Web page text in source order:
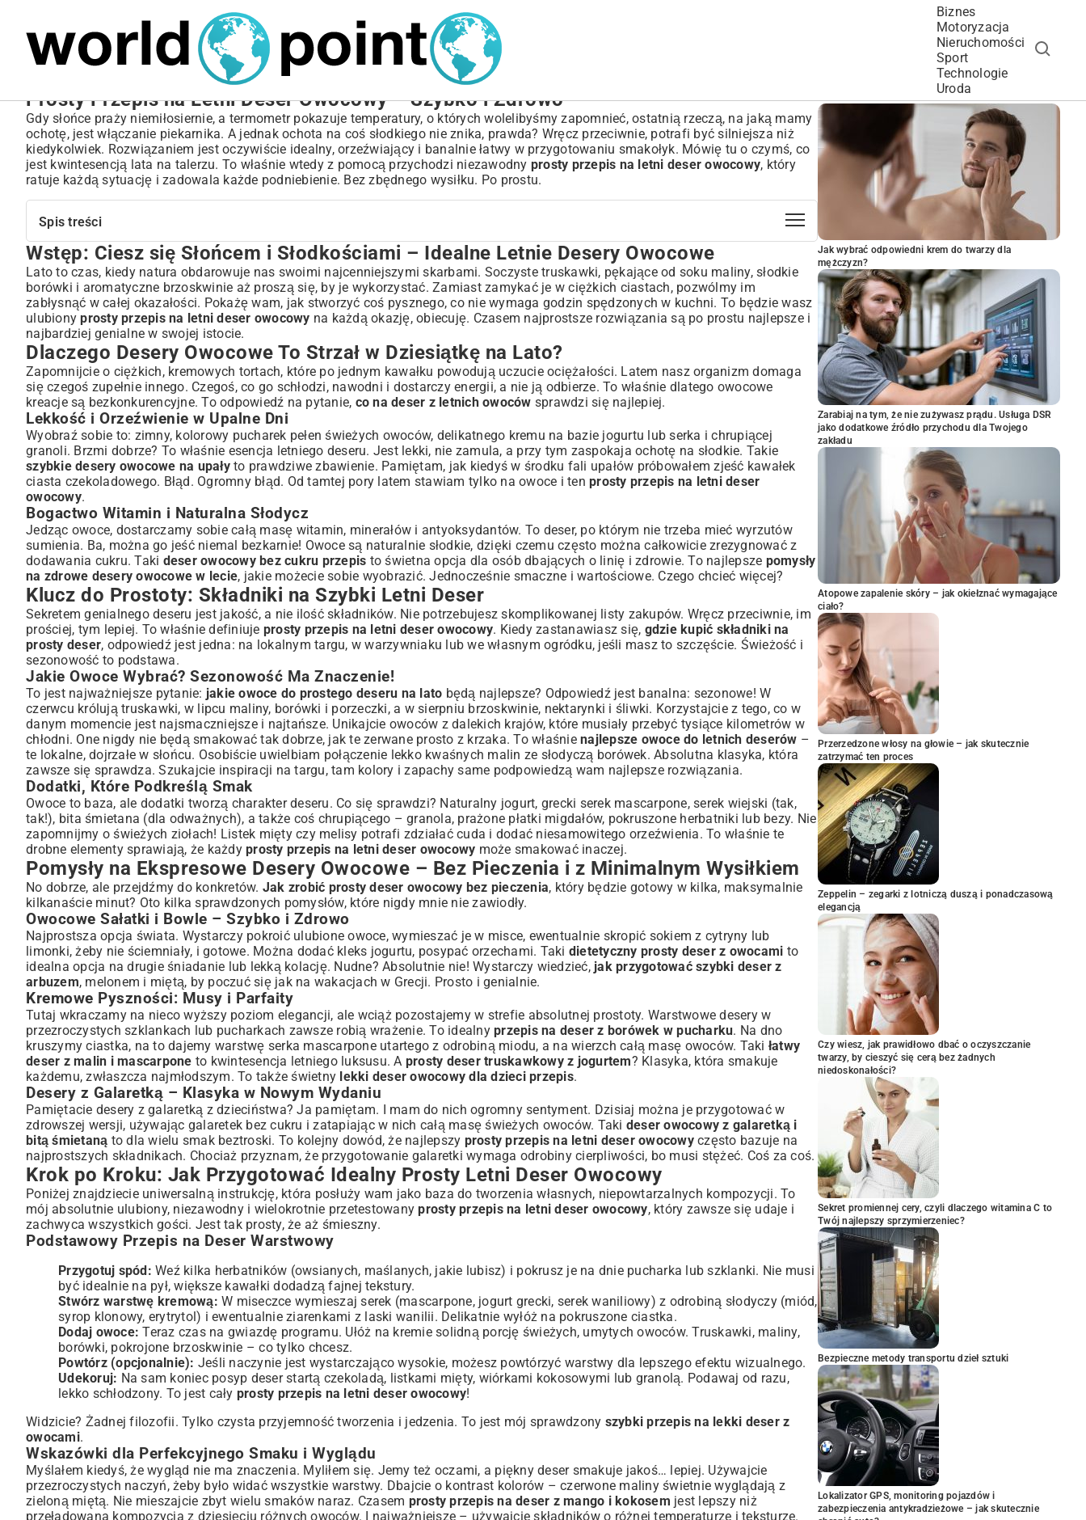
Biznes
Motoryzacja
Nieruchomości
Sport
Technologie
Uroda
Prosty Przepis na Letni Deser Owocowy – Szybko i Zdrowo
Gdy słońce praży niemiłosiernie, a termometr pokazuje temperatury, o których wolelibyśmy zapomnieć, ostatnią rzeczą, na jaką mamy
ochotę, jest włączanie piekarnika. A jednak ochota na coś słodkiego nie znika, prawda? Wręcz przeciwnie, potrafi być silniejsza niż
kiedykolwiek. Rozwiązaniem jest oczywiście idealny, orzeźwiający i banalnie łatwy w przygotowaniu smakołyk. Mówię tu o czymś, co
jest kwintesencją lata na talerzu. To właśnie wtedy z pomocą przychodzi niezawodny prosty przepis na letni deser owocowy, który
ratuje każdą sytuację i zadowala każde podniebienie. Bez zbędnego wysiłku. Po prostu.
Spis treści
Wstęp: Ciesz się Słońcem i Słodkościami – Idealne Letnie Desery Owocowe
Dlaczego Desery Owocowe To Strzał w Dziesiątkę na Lato?
Lekkość i Orzeźwienie w Upalne Dni
Bogactwo Witamin i Naturalna Słodycz
Klucz do Prostoty: Składniki na Szybki Letni Deser
Jakie Owoce Wybrać? Sezonowość Ma Znaczenie!
Dodatki, Które Podkreślą Smak
Pomysły na Ekspresowe Desery Owocowe – Bez Pieczenia i z Minimalnym Wysiłkiem
Owocowe Sałatki i Bowle – Szybko i Zdrowo
Kremowe Pyszności: Musy i Parfaity
Desery z Galaretką – Klasyka w Nowym Wydaniu
Krok po Kroku: Jak Przygotować Idealny Prosty Letni Deser Owocowy
Podstawowy Przepis na Deser Warstwowy
Wskazówki dla Perfekcyjnego Smaku i Wyglądu
Ulepsz Swój Deser: Kreatywne Modyfikacje i Serwowanie
Dodatki i Ozdoby, Które Zachwycą
Desery Owocowe na Specjalne Okazje
Podsumowanie: Lato na Talerzu – Ciesz się Prostotą i Smakiem!
Wstęp: Ciesz się Słońcem i Słodkościami – Idealne Letnie Desery Owocowe
Lato to czas, kiedy natura obdarowuje nas swoimi najcenniejszymi skarbami. Soczyste truskawki, pękające od soku maliny, słodkie
borówki i aromatyczne brzoskwinie aż proszą się, by je wykorzystać. Zamiast zamykać je w ciężkich ciastach, pozwólmy im
zabłysnąć w całej okazałości. Pokażę wam, jak stworzyć coś pysznego, co nie wymaga godzin spędzonych w kuchni. To będzie wasz
ulubionyprosty przepis na letni deser owocowy na każdą okazję, obiecuję. Czasem najprostsze rozwiązania są po prostu najlepsze i
najbardziej genialne w swojej istocie.
Dlaczego Desery Owocowe To Strzał w Dziesiątkę na Lato?
Zapomnijcie o ciężkich, kremowych tortach, które po jednym kawałku powodują uczucie ociężałości. Latem nasz organizm domaga
się czegoś zupełnie innego. Czegoś, co go schłodzi, nawodni i dostarczy energii, a nie ją odbierze. To właśnie dlatego owocowe
kreacje są bezkonkurencyjne. To odpowiedź na pytanie, co na deser z letnich owoców sprawdzi się najlepiej.
Lekkość i Orzeźwienie w Upalne Dni
Wyobraź sobie to: zimny, kolorowy pucharek pełen świeżych owoców, delikatnego kremu na bazie jogurtu lub serka i chrupiącej
granoli. Brzmi dobrze? To właśnie esencja letniego deseru. Jest lekki, nie zamula, a przy tym zaspokaja ochotę na słodkie. Takie
szybkie desery owocowe na upałyto prawdziwe zbawienie. Pamiętam, jak kiedyś w środku fali upałów próbowałem zjeść kawałek
ciasta czekoladowego. Błąd. Ogromny błąd. Od tamtej pory latem stawiam tylko na owoce i ten prosty przepis na letni deser
owocowy.
Bogactwo Witamin i Naturalna Słodycz
Jedząc owoce, dostarczamy sobie całą masę witamin, minerałów i antyoksydantów. To deser, po którym nie trzeba mieć wyrzutów
sumienia. Ba, można go jeść niemal bezkarnie! Owoce są naturalnie słodkie, dzięki czemu często można całkowicie zrezygnować z
dodawania cukru. Taki deser owocowy bez cukru przepis to świetna opcja dla osób dbających o linię i zdrowie. To najlepsze pomysły
na zdrowe desery owocowe w lecie, jakie możecie sobie wyobrazić. Jednocześnie smaczne i wartościowe. Czego chcieć więcej?
Klucz do Prostoty: Składniki na Szybki Letni Deser
Sekretem genialnego deseru jest jakość, a nie ilość składników. Nie potrzebujesz skomplikowanej listy zakupów. Wręcz przeciwnie, im
prościej, tym lepiej. To właśnie definiuje prosty przepis na letni deser owocowy. Kiedy zastanawiasz się, gdzie kupić składniki na
prosty deser, odpowiedź jest jedna: na lokalnym targu, w warzywniaku lub we własnym ogródku, jeśli masz to szczęście. Świeżość i
sezonowość to podstawa.
Jakie Owoce Wybrać? Sezonowość Ma Znaczenie!
To jest najważniejsze pytanie: jakie owoce do prostego deseru na lato będą najlepsze? Odpowiedź jest banalna: sezonowe! W
czerwcu królują truskawki, w lipcu maliny, borówki i porzeczki, a w sierpniu brzoskwinie, nektarynki i śliwki. Korzystajcie z tego, co w
danym momencie jest najsmaczniejsze i najtańsze. Unikajcie owoców z dalekich krajów, które musiały przebyć tysiące kilometrów w
chłodni. One nigdy nie będą smakować tak dobrze, jak te zerwane prosto z krzaka. To właśnie najlepsze owoce do letnich deserów –
te lokalne, dojrzałe w słońcu. Osobiście uwielbiam połączenie lekko kwaśnych malin ze słodyczą borówek. Absolutna klasyka, która
zawsze się sprawdza. Szukajcie inspiracji na targu, tam kolory i zapachy same podpowiedzą wam najlepsze rozwiązania.
Dodatki, Które Podkreślą Smak
Owoce to baza, ale dodatki tworzą charakter deseru. Co się sprawdzi? Naturalny jogurt, grecki serek mascarpone, serek wiejski (tak,
tak!), bita śmietana (dla odważnych), a także coś chrupiącego – granola, prażone płatki migdałów, pokruszone herbatniki lub bezy. Nie
zapomnijmy o świeżych ziołach! Listek mięty czy melisy potrafi zdziałać cuda i dodać niesamowitego orzeźwienia. To właśnie te
drobne elementy sprawiają, że każdy prosty przepis na letni deser owocowy może smakować inaczej.
Pomysły na Ekspresowe Desery Owocowe – Bez Pieczenia i z Minimalnym Wysiłkiem
No dobrze, ale przejdźmy do konkretów. Jak zrobić prosty deser owocowy bez pieczenia, który będzie gotowy w kilka, maksymalnie
kilkanaście minut? Oto kilka sprawdzonych pomysłów, które nigdy mnie nie zawiodły.
Owocowe Sałatki i Bowle – Szybko i Zdrowo
Najprostsza opcja świata. Wystarczy pokroić ulubione owoce, wymieszać je w misce, ewentualnie skropić sokiem z cytryny lub
limonki, żeby nie ściemniały, i gotowe. Można dodać kleks jogurtu, posypać orzechami. Taki dietetyczny prosty deser z owocami to
idealna opcja na drugie śniadanie lub lekką kolację. Nudne? Absolutnie nie! Wystarczy wiedzieć, jak przygotować szybki deser z
arbuzem, melonem i miętą, by poczuć się jak na wakacjach w Grecji. Prosto i genialnie.
Kremowe Pyszności: Musy i Parfaity
Tutaj wkraczamy na nieco wyższy poziom elegancji, ale wciąż pozostajemy w strefie absolutnej prostoty. Warstwowe desery w
przezroczystych szklankach lub pucharkach zawsze robią wrażenie. To idealny przepis na deser z borówek w pucharku. Na dno
kruszymy ciastka, na to dajemy warstwę serka mascarpone utartego z odrobiną miodu, a na wierzch całą masę owoców. Taki łatwy
deser z malin i mascarpone to kwintesencja letniego luksusu. A prosty deser truskawkowy z jogurtem? Klasyka, która smakuje
każdemu, zwłaszcza najmłodszym. To także świetny lekki deser owocowy dla dzieci przepis.
Desery z Galaretką – Klasyka w Nowym Wydaniu
Pamiętacie desery z galaretką z dzieciństwa? Ja pamiętam. I mam do nich ogromny sentyment. Dzisiaj można je przygotować w
zdrowszej wersji, używając galaretek bez cukru i zatapiając w nich całą masę świeżych owoców. Taki deser owocowy z galaretką i
bitą śmietaną to dla wielu smak beztroski. To kolejny dowód, że najlepszy prosty przepis na letni deser owocowyczęsto bazuje na
najprostszych składnikach. Chociaż przyznam, że przygotowanie galaretki wymaga odrobiny cierpliwości, bo musi stężeć. Coś za coś.
Krok po Kroku: Jak Przygotować Idealny Prosty Letni Deser Owocowy
Poniżej znajdziecie uniwersalną instrukcję, która posłuży wam jako baza do tworzenia własnych, niepowtarzalnych kompozycji. To
mój absolutnie ulubiony, niezawodny i wielokrotnie przetestowanyprosty przepis na letni deser owocowy, który zawsze się udaje i
zachwyca wszystkich gości. Jest tak prosty, że aż śmieszny.
Podstawowy Przepis na Deser Warstwowy
Przygotuj spód: Weź kilka herbatników (owsianych, maślanych, jakie lubisz) i pokrusz je na dnie pucharka lub szklanki. Nie musi
być idealnie na pył, większe kawałki dodadzą fajnej tekstury.
Stwórz warstwę kremową: W miseczce wymieszaj serek (mascarpone, jogurt grecki, serek waniliowy) z odrobiną słodyczy (miód,
syrop klonowy, erytrytol) i ewentualnie ziarenkami z laski wanilii. Delikatnie wyłóż na pokruszone ciastka.
Dodaj owoce: Teraz czas na gwiazdę programu. Ułóż na kremie solidną porcję świeżych, umytych owoców. Truskawki, maliny,
borówki, pokrojone brzoskwinie – co tylko chcesz.
Powtórz (opcjonalnie): Jeśli naczynie jest wystarczająco wysokie, możesz powtórzyć warstwy dla lepszego efektu wizualnego.
Udekoruj: Na sam koniec posyp deser startą czekoladą, listkami mięty, wiórkami kokosowymi lub granolą. Podawaj od razu,
lekko schłodzony. To jest cały prosty przepis na letni deser owocowy!
Widzicie? Żadnej filozofii. Tylko czysta przyjemność tworzenia i jedzenia. To jest mój sprawdzony szybki przepis na lekki deser z
owocami.
Wskazówki dla Perfekcyjnego Smaku i Wyglądu
Myślałem kiedyś, że wygląd nie ma znaczenia. Myliłem się. Jemy też oczami, a piękny deser smakuje jakoś… lepiej. Używajcie
przezroczystych naczyń, żeby było widać wszystkie warstwy. Dbajcie o kontrast kolorów – czerwone maliny świetnie wyglądają z
zieloną miętą. Nie mieszajcie zbyt wielu smaków naraz. Czasem prosty przepis na deser z mango i kokosem jest lepszy niż
przeładowana kompozycja z dziesięciu różnych owoców. I najważniejsze – używajcie składników o różnej temperaturze i teksturze.
POPULARNE ARTYKUŁY
Jak wybrać odpowiedni krem do twarzy dla
mężczyzn?
Zarabiaj na tym, że nie zużywasz prądu. Usługa DSR
jako dodatkowe źródło przychodu dla Twojego
zakładu
Atopowe zapalenie skóry – jak okiełznać wymagające
ciało?
Przerzedzone włosy na głowie – jak skutecznie
zatrzymać ten proces
Zeppelin – zegarki z lotniczą duszą i ponadczasową
elegancją
Czy wiesz, jak prawidłowo dbać o oczyszczanie
twarzy, by cieszyć się cerą bez żadnych
niedoskonałości?
Sekret promiennej cery, czyli dlaczego witamina C to
Twój najlepszy sprzymierzeniec?
Bezpieczne metody transportu dzieł sztuki
Lokalizator GPS, monitoring pojazdów i
zabezpieczenia antykradzieżowe – jak skutecznie